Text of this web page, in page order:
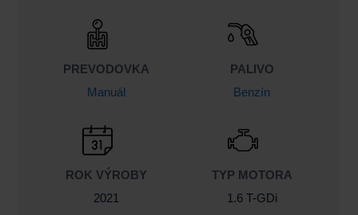
PREVODOVKA
Manuál
PALIVO
Benzín
ROK VÝROBY
2021
TYP MOTORA
1.6 T-GDi